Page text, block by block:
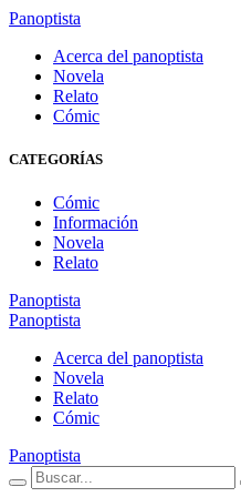
Panoptista
Acerca del panoptista
Novela
Relato
Cómic
CATEGORÍAS
Cómic
Información
Novela
Relato
Panoptista
Panoptista
Acerca del panoptista
Novela
Relato
Cómic
Panoptista